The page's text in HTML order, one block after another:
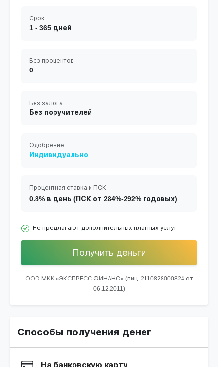
Срок
1 - 365 дней
Без процентов
0
Без залога
Без поручителей
Одобрение
Индивидуально
Процентная ставка и ПСК
0.8% в день (ПСК от 284%-292% годовых)
Не предлагают дополнительных платных услуг
Получить деньги
ООО МКК «ЭКСПРЕСС ФИНАНС» (лиц. 2110828000824 от
06.12.2011)
Способы получения денег
На банковскую карту